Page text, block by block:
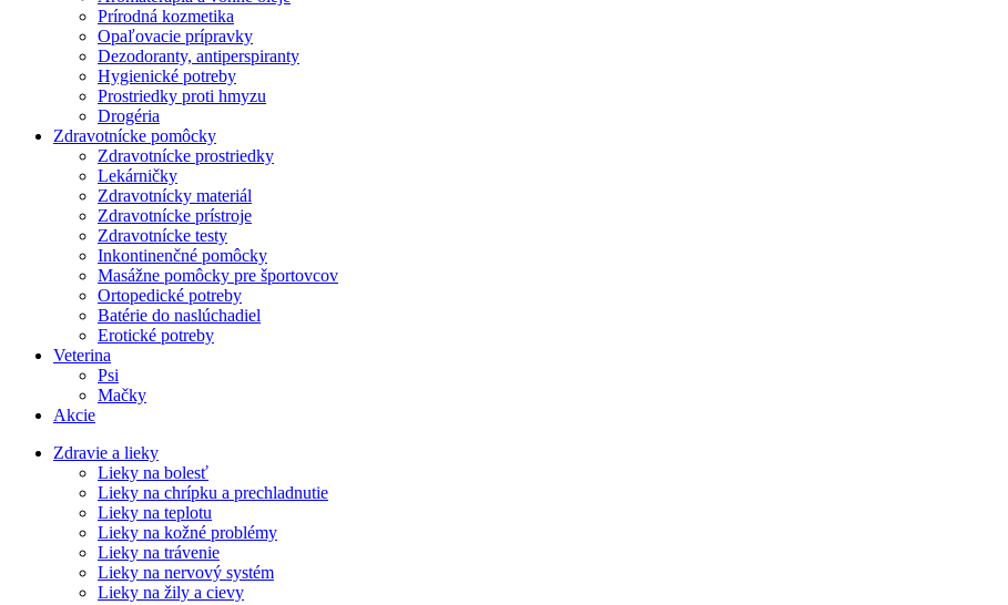
Prírodná kozmetika
Opaľovacie prípravky
Dezodoranty, antiperspiranty
Hygienické potreby
Prostriedky proti hmyzu
Drogéria
Zdravotnícke pomôcky
Zdravotnícke prostriedky
Lekárničky
Zdravotnícky materiál
Zdravotnícke prístroje
Zdravotnícke testy
Inkontinenčné pomôcky
Masážne pomôcky pre športovcov
Ortopedické potreby
Batérie do naslúchadiel
Erotické potreby
Veterina
Psi
Mačky
Akcie
Zdravie a lieky
Lieky na bolesť
Lieky na chrípku a prechladnutie
Lieky na teplotu
Lieky na kožné problémy
Lieky na trávenie
Lieky na nervový systém
Lieky na žily a cievy